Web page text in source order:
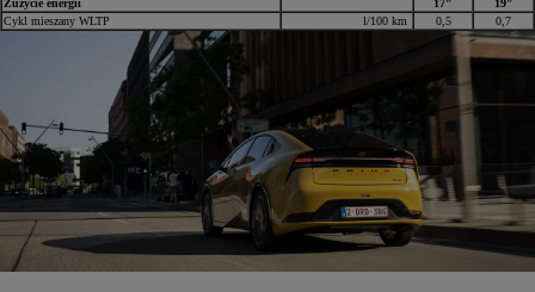
Zużycie energii
17"
19"
Cykl mieszany WLTP
l/100 km 0,5 0,7